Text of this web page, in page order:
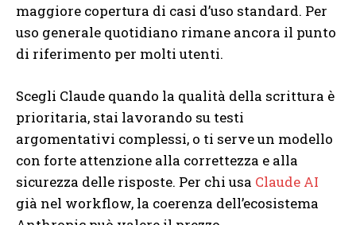
maggiore copertura di casi d’uso standard. Per
uso generale quotidiano rimane ancora il punto
di riferimento per molti utenti.
Scegli Claude quando la qualità della scrittura è
prioritaria, stai lavorando su testi
argomentativi complessi, o ti serve un modello
con forte attenzione alla correttezza e alla
sicurezza delle risposte. Per chi usa Claude AI
già nel workflow, la coerenza dell’ecosistema